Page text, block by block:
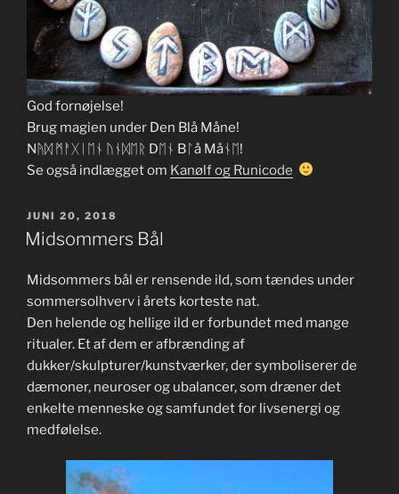
God fornøjelse!
Brug magien under Den Blå Måne!
Nᚤᛞ ᛗᚨᚷᛁᛖᚾ ᚢᚾᛞᛖᚱ Dᛖᚾ Bᛚå Måᚾᛖ!
Se også indlægget om Kanølf og Runicode
UDGIVET
DEN
JUNI 20, 2018
Midsommers Bål
Midsommers bål er rensende ild, som tændes under
sommersolhverv i årets korteste nat.
Den helende og hellige ild er forbundet med mange
ritualer. Et af dem er afbrænding af
dukker/skulpturer/kunstværker, der symboliserer de
dæmoner, neuroser og ubalancer, som dræner det
enkelte menneske og samfundet for livsenergi og
medfølelse.